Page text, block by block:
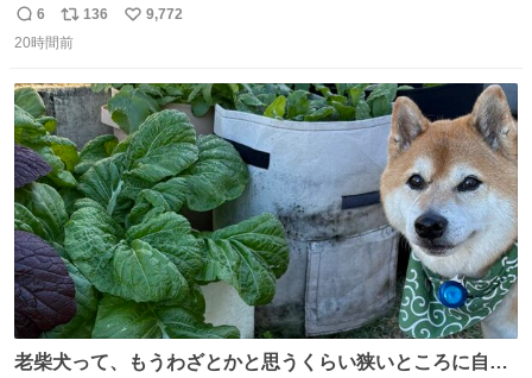
ないと荷物入らん。女のカバンってなんでこんなちっさい
の
返
信
6
リ
ポ
ト
数
136
い
数
9,772
20時間前
老柴犬って、もうわざとかと思うくらい狭いところに自ら